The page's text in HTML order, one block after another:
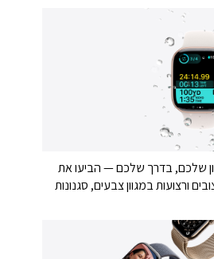
שלכם, בדרך שלכם — הביעו את
ורצועות במגוון צבעים, סגנונות